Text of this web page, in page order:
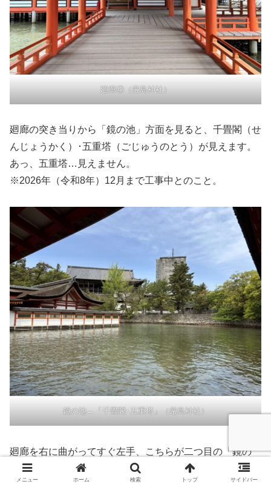
廻廊④（厳島神社）
廻廊の突き当りから「鏡の池」方面を見ると、千畳閣（せ
んじょうかく）･五重塔（ごじゅうのとう）が見えます。
あっ、五重塔…見えません。
※2026年（令和8年）12月まで工事中とのこと。
鏡の池→「千畳閣･五重塔」（厳島神社）
廻廊を右に曲がってすぐ左手、こちらが二つ目の「鏡の
池」らしいです。（今は鏡には見えません。）
メニュー ホーム 検索 トップ サイドバー